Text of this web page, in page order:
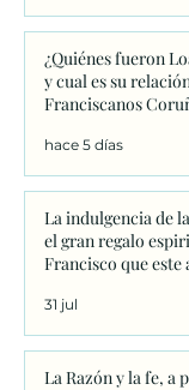
¿Quiénes fueron
y cual es su
Franciscanos
hace 5 días
La indulgencia de
el gran regalo
Francisco que este
31 jul
La Razón y la fe, a